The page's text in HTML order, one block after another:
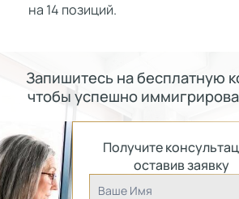
на 14 позиций.
Запишитесь на бесплатную
чтобы успешно
Получите
оставив заявку